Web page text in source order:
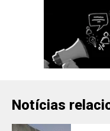
Notícias